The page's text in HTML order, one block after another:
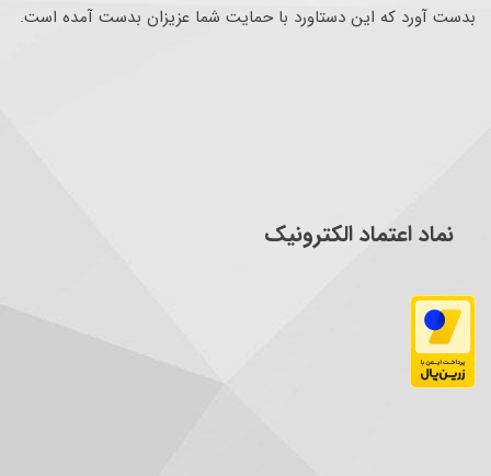
بدست آورد که این دستاورد با حمایت شما عزیزان بدست آمده است.
نماد اعتماد الکترونیک